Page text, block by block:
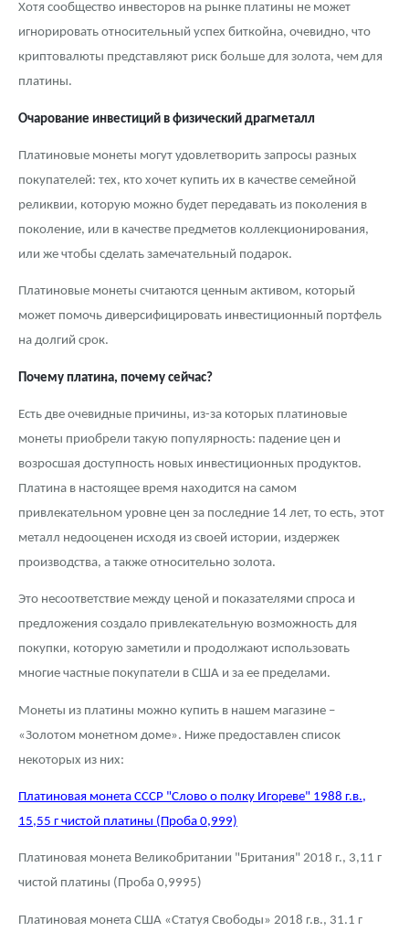
Хотя сообщество инвесторов на рынке платины не может
игнорировать относительный успех биткойна, очевидно, что
криптовалюты представляют риск больше для золота, чем для
платины.
Очарование инвестиций в физический драгметалл
Платиновые монеты могут удовлетворить запросы разных
покупателей: тех, кто хочет купить их в качестве семейной
реликвии, которую можно будет передавать из поколения в
поколение, или в качестве предметов коллекционирования,
или же чтобы сделать замечательный подарок.
Платиновые монеты считаются ценным активом, который
может помочь диверсифицировать инвестиционный портфель
на долгий срок.
Почему платина, почему сейчас?
Есть две очевидные причины, из-за которых платиновые
монеты приобрели такую популярность: падение цен и
возросшая доступность новых инвестиционных продуктов.
Платина в настоящее время находится на самом
привлекательном уровне цен за последние 14 лет, то есть, этот
металл недооценен исходя из своей истории, издержек
производства, а также относительно золота.
Это несоответствие между ценой и показателями спроса и
предложения создало привлекательную возможность для
покупки, которую заметили и продолжают использовать
многие частные покупатели в США и за ее пределами.
Монеты из платины можно купить в нашем магазине –
«Золотом монетном доме». Ниже предоставлен список
некоторых из них:
Платиновая монета СССР "Слово о полку Игореве" 1988 г.в.,
15,55 г чистой платины (Проба 0,999)
Платиновая монета Великобритании "Британия" 2018 г., 3,11 г
чистой платины (Проба 0,9995)
Платиновая монета США «Статуя Свободы» 2018 г.в., 31.1 г